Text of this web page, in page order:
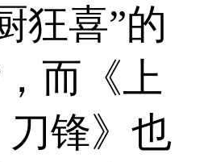
狂喜”的
而《上
锋》也